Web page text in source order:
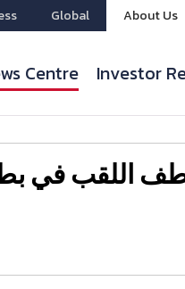
Global About Us
Centre Investor
اللقب في